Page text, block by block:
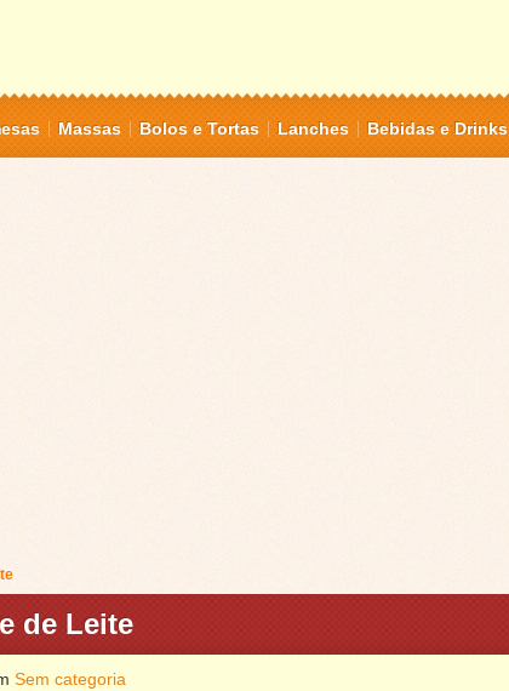
Massas Bolos e Tortas Lanches Bebidas e Drinks
de Leite
Sem categoria